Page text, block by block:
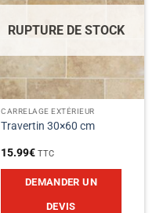
RUPTURE DE STOCK
CARRELAGE EXTÉRIEUR
Travertin 30×60 cm
15.99€ TTC
DEMANDER UN
DEVIS